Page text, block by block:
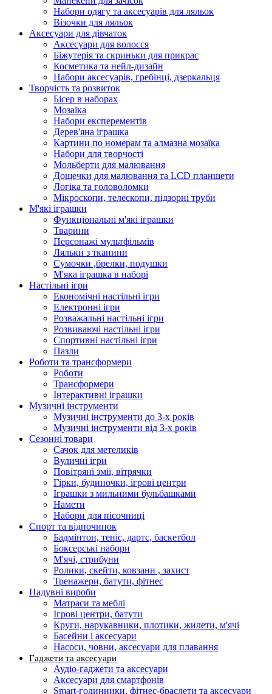
Набори одягу та аксесуарів для ляльок
Візочки для ляльок
Аксесуари для дівчаток
Аксесуари для волосся
Біжутерія та скриньки для прикрас
Косметика та нейл-дизайн
Набори аксесуарів, гребінці, дзеркальця
Творчість та розвиток
Бісер в наборах
Мозаїка
Набори експерементів
Дерев'яна іграшка
Картини по номерам та алмазна мозаїка
Набори для творчості
Мольберти для малювання
Дощечки для малювання та LCD планшети
Логіка та головоломки
Мікроскопи, телескопи, підзорні труби
М'які іграшки
Функціональні м'які іграшки
Тварини
Персонажі мультфільмів
Ляльки з тканини
Сумочки ,брелки, подушки
М'яка іграшка в наборі
Настільні ігри
Економічні настільні ігри
Електронні ігри
Розважальні настільні ігри
Розвиваючі настільні ігри
Спортивні настільні ігри
Пазли
Роботи та трансформери
Роботи
Трансформери
Інтерактивні іграшки
Музичні інструменти
Музичні інструменти до 3-х років
Музичні інструменти від 3-х років
Сезонні товари
Сачок для метеликів
Вуличні ігри
Повітряні змії, вітрячки
Гірки, будиночки, ігрові центри
Іграшки з мильними бульбашками
Намети
Набори для пісочниці
Спорт та відпочинок
Бадмінтон, теніс, дартс, баскетбол
Боксерські набори
М'ячі, стрибуни
Ролики, скейти, ковзани , захист
Тренажери, батути, фітнес
Надувні вироби
Матраси та меблі
Ігрові центри, батути
Круги, нарукавники, плотики, жилети, м'ячі
Басейни і аксесуари
Насоси, човни, аксесуари для плавання
Гаджети та аксесуари
Аудіо-гаджети та аксесуари
Аксесуари для смартфонів
Smart-годинники, фітнес-браслети та аксесуари